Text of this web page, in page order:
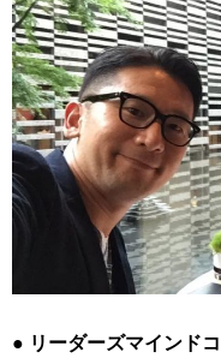
● リーダーズマインド